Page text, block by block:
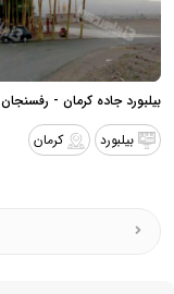
بیلبورد جاده کرمان - رفسنجان
بیلبورد
کرمان